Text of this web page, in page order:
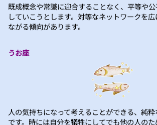
既成概念や常識に迎合することなく、平等や
していこうとします。対等なネットワークを
ながる傾向があります。
うお座
人の気持ちになって考えることができる、純
です。時には自分を犠牲にしてでも他の人の